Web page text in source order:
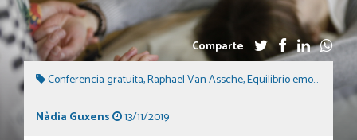
Comparte
Conferencia gratuita,Raphael Van Assche,Equilibrio emocional ,
Nàdia Guxens 13/11/2019